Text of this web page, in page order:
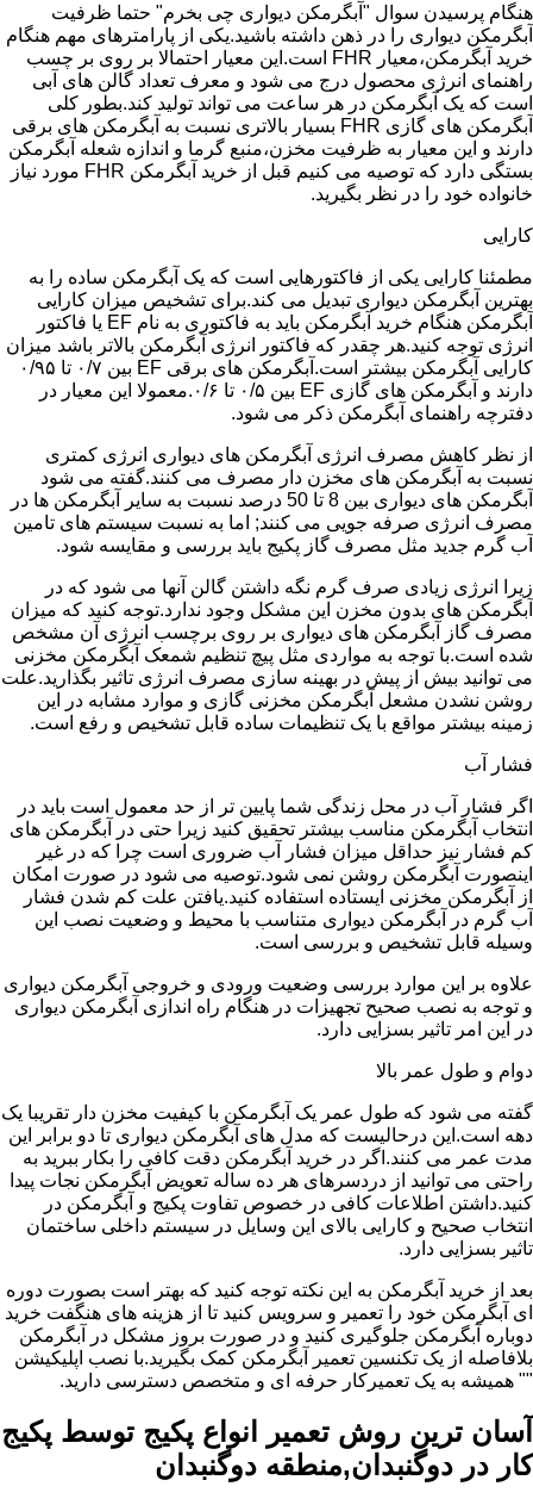
هنگام پرسیدن سوال "آبگرمکن دیواری چی بخرم" حتما ظرفیت
آبگرمکن دیواری را در ذهن داشته باشید.یکی از پارامترهای مهم هنگام
خرید آبگرمکن،معیار FHR است.این معیار احتمالا بر روی بر چسب
راهنمای انرژی محصول درج می شود و معرف تعداد گالن های آبی
است که یک آبگرمکن در هر ساعت می تواند تولید کند.بطور کلی
آبگرمکن های گازی FHR بسیار بالاتری نسبت به آبگرمکن های برقی
دارند و این معیار به ظرفیت مخزن،منبع گرما و اندازه شعله آبگرمکن
بستگی دارد که توصیه می کنیم قبل از خرید آبگرمکن FHR مورد نیاز
خانواده خود را در نظر بگیرید.
کارایی
مطمئنا کارایی یکی از فاکتورهایی است که یک آبگرمکن ساده را به
بهترین آبگرمکن دیواری تبدیل می کند.برای تشخیص میزان کارایی
آبگرمکن هنگام خرید آبگرمکن باید به فاکتوری به نام EF یا فاکتور
انرژی توجه کنید.هر چقدر که فاکتور انرژی آبگرمکن بالاتر باشد میزان
کارایی آبگرمکن بیشتر است.آبگرمکن های برقی EF بین ۰/۷ تا ۰/۹۵
دارند و آبگرمکن های گازی EF بین ۰/۵ تا ۰/۶.معمولا این معیار در
دفترچه راهنمای آبگرمکن ذکر می شود.
از نظر کاهش مصرف انرژی آبگرمکن های دیواری انرژی کمتری
نسبت به آبگرمکن های مخزن دار مصرف می کنند.گفته می شود
آبگرمکن های دیواری بین 8 تا 50 درصد نسبت به سایر آبگرمکن ها در
مصرف انرژی صرفه جویی می کنند; اما به نسبت سیستم های تامین
آب گرم جدید مثل مصرف گاز پکیج باید بررسی و مقایسه شود.
زیرا انرژی زیادی صرف گرم نگه داشتن گالن آنها می شود که در
آبگرمکن های بدون مخزن این مشکل وجود ندارد.توجه کنید که میزان
مصرف گاز آبگرمکن های دیواری بر روی برچسب انرژی آن مشخص
شده است.با توجه به مواردی مثل پیچ تنظیم شمعک آبگرمکن مخزنی
می توانید بیش از پیش در بهینه سازی مصرف انرژی تاثیر بگذارید.علت
روشن نشدن مشعل آبگرمکن مخزنی گازی و موارد مشابه در این
زمینه بیشتر مواقع با یک تنظیمات ساده قابل تشخیص و رفع است.
فشار آب
اگر فشار آب در محل زندگی شما پایین تر از حد معمول است باید در
انتخاب آبگرمکن مناسب بیشتر تحقیق کنید زیرا حتی در آبگرمکن های
کم فشار نیز حداقل میزان فشار آب ضروری است چرا که در غیر
اینصورت آبگرمکن روشن نمی شود.توصیه می شود در صورت امکان
از آبگرمکن مخزنی ایستاده استفاده کنید.یافتن علت کم شدن فشار
آب گرم در آبگرمکن دیواری متناسب با محیط و وضعیت نصب این
وسیله قابل تشخیص و بررسی است.
علاوه بر این موارد بررسی وضعیت ورودی و خروجی آبگرمکن دیواری
و توجه به نصب صحیح تجهیزات در هنگام راه اندازی آبگرمکن دیواری
در این امر تاثیر بسزایی دارد.
دوام و طول عمر بالا
گفته می شود که طول عمر یک آبگرمکن با کیفیت مخزن دار تقریبا یک
دهه است.این درحالیست که مدل های آبگرمکن دیواری تا دو برابر این
مدت عمر می کنند.اگر در خرید آبگرمکن دقت کافی را بکار ببرید به
راحتی می توانید از دردسرهای هر ده ساله تعویض آبگرمکن نجات پیدا
کنید.داشتن اطلاعات کافی در خصوص تفاوت پکیج و آبگرمکن در
انتخاب صحیح و کارایی بالای این وسایل در سیستم داخلی ساختمان
تاثیر بسزایی دارد.
بعد از خرید آبگرمکن به این نکته توجه کنید که بهتر است بصورت دوره
ای آبگرمکن خود را تعمیر و سرویس کنید تا از هزینه های هنگفت خرید
دوباره آبگرمکن جلوگیری کنید و در صورت بروز مشکل در آبگرمکن
بلافاصله از یک تکنسین تعمیر آبگرمکن کمک بگیرید.با نصب اپلیکیشن
"" همیشه به یک تعمیرکار حرفه ای و متخصص دسترسی دارید.
آسان ترین روش تعمیر انواع پکیج توسط پکیج
کار در دوگنبدان,منطقه دوگنبدان